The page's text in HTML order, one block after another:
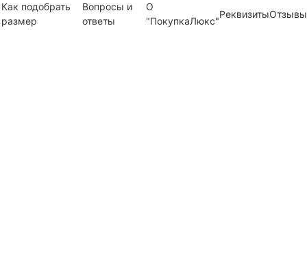
Как подобрать
размер
Вопросы и
ответы
О
"ПокупкаЛюкс"
РеквизитыОтзывы